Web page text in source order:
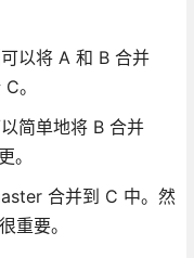
以将 A 和 B 合并
。
简单地将 B 合并
。
合并到 C 中。然
重要。